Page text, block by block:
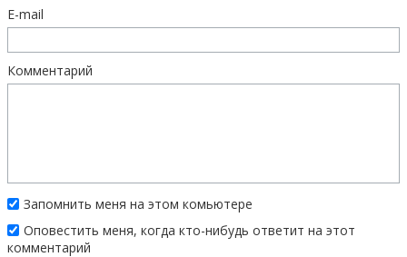
E-mail
Комментарий
Запомнить меня на этом комьютере
Оповестить меня, когда кто-нибудь ответит на этот
комментарий